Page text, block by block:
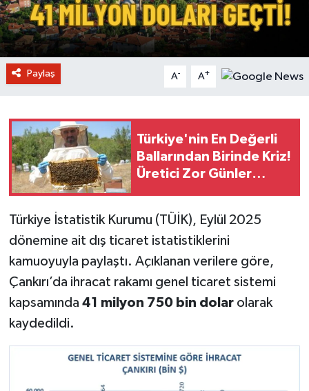
Paylaş A- A+
Türkiye'nin En Değerli
Ballarından Birinde Kriz!
Üretici Zor Günler
Türkiye İstatistik Kurumu (TÜİK), Eylül 2025
dönemine ait dış ticaret istatistiklerini
kamuoyuyla paylaştı. Açıklanan verilere göre,
Çankırı’da ihracat rakamı genel ticaret sistemi
kapsamında 41 milyon 750 bin dolarolarak
kaydedildi.